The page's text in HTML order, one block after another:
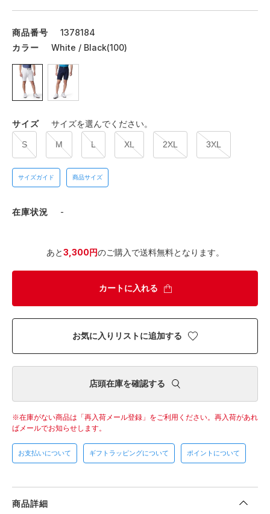
商品番号
1378184
カラー
White / Black(100)
サイズ サイズを選んでください。
S M L XL 2XL 3XL
サイズガイド 商品サイズ
在庫状況 -
あと3,300円のご購入で送料無料となります。
カートに入れる
お気に入りリストに追加する
店頭在庫を確認する
在庫がない商品は「再入荷メール登録」をご利用ください。 再入荷があれ
ばメールでお知らせします。
お支払いについて ギフトラッピングについて ポイントについて
商品詳細